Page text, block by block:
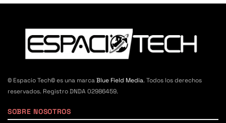
© Espacio Tech© es una marcaBlue Field Media. Todos los derechos
reservados. Registro DNDA 02986459.
SOBRE NOSOTROS